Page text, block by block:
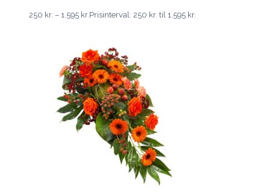
250 kr. – 1.595 kr.Prisinterval: 250 kr. til 1.595 kr.